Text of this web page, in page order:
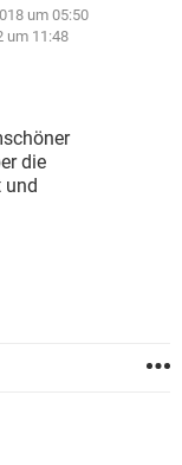
um 05:50
um 11:48
die
und